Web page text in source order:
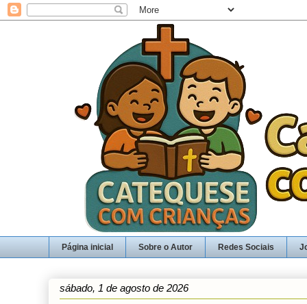
Página inicial Sobre o Autor Redes Sociais
sábado, 1 de agosto de 2026